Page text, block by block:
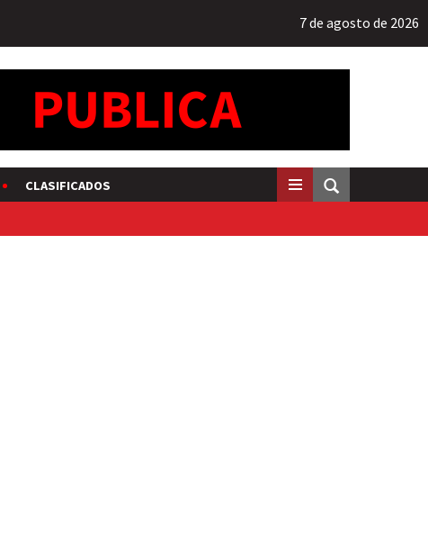
7 de agosto de 2026
CLASIFICADOS